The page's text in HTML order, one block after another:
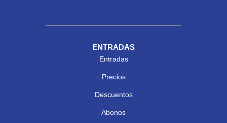
ENTRADAS
Entradas
Precios
Descuentos
Abonos